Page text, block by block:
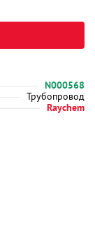
N000568
Трубопровод
Raychem